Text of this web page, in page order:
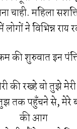
चाही. महिला
ने विभिन्न राय
की शुरुवात इन
की रख्हे वो तुझे
तुझ तक पहुँचने से,
की आग